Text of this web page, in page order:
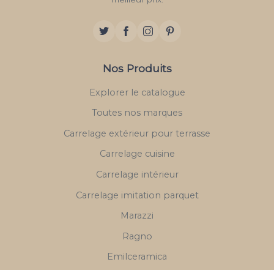
Nos Produits
Explorer le catalogue
Toutes nos marques
Carrelage extérieur pour terrasse
Carrelage cuisine
Carrelage intérieur
Carrelage imitation parquet
Marazzi
Ragno
Emilceramica